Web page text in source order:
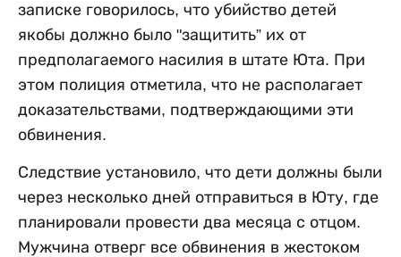
записке говорилось, что убийство детей
якобы должно было "защитить” их от
предполагаемого насилия в штате Юта. При
этом полиция отметила, что не располагает
доказательствами, подтверждающими эти
обвинения.
Следствие установило, что дети должны были
через несколько дней отправиться в Юту, где
планировали провести два месяца с отцом.
Мужчина отверг все обвинения в жестоком